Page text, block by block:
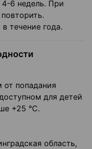
6 недель. При
течение года.
попадания
для детей
+25 °C.
область,